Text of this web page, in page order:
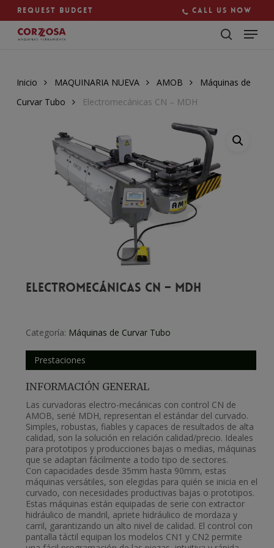
main
content
Request budget Call us now
Inicio MAQUINARIA NUEVA AMOB
Máquinas de
Curvar Tubo
Electromecánicas CN – MDH
Electromecánicas CN – MDH
Categoría: Máquinas de Curvar Tubo
Prestaciones
INFORMACIÓN GENERAL
Las curvadoras electro-mecánicas con control CN de
AMOB, serié MDH, representan el estándar del curvado.
Simples, robustas, fiables y capaces de resultados de alta
calidad, son la solución en relación calidad/precio. Ideales
para prototipos y producciones bajas o medias, máquinas
que se adaptan fácilmente a todo tipo de sectores.
Con capacidades desde 35mm hasta 90mm, estas
máquinas versátiles, son elegidas para quién se inicia en el
curvado, con necesidades productivas bajas o prototipos.
Estas máquinas están equipadas de serie con extractor
hidráulico de mandril, apriete hidráulico de mordaza y
carril, garantizando un alto nivel de calidad. El control con
pantalla táctil equipan los modelos CN1 y CN2 permite
Close